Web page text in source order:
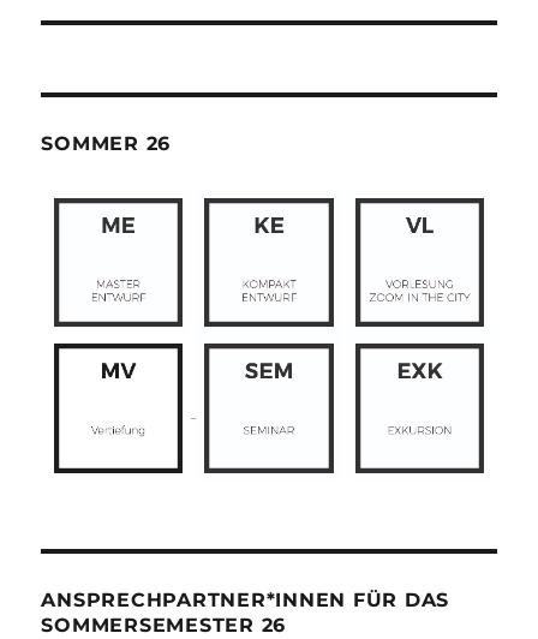
SOMMER 26
ANSPRECHPARTNER*INNEN FÜR DAS
SOMMERSEMESTER 26